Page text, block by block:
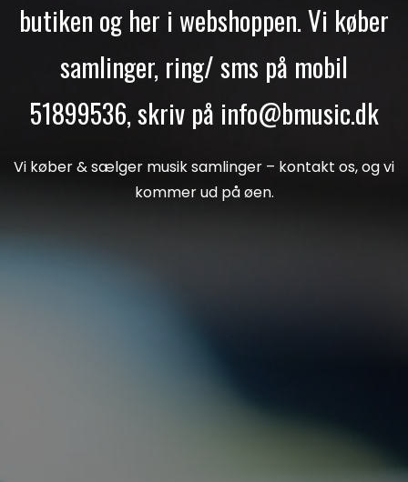
butiken og her i webshoppen. Vi køber
samlinger, ring/ sms på mobil
51899536, skriv på info@bmusic.dk
Vi køber & sælger musik samlinger – kontakt os, og vi
kommer ud på øen.